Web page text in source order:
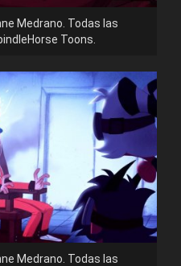
Medrano. Todas las
Toons.
Medrano. Todas las